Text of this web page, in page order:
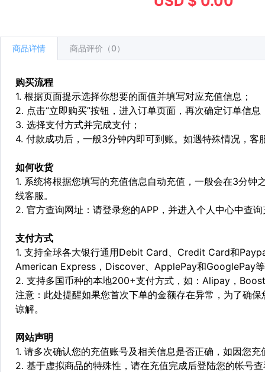
商品详情 商品评价（0）
购买流程
1. 根据页面提示选择你想要的面值并填写对应充值信息；
2. 点击“立即购买”按钮，进入订单页面，再次确定订单信息
3. 选择支付方式并完成支付；
4. 付款成功后，一般3分钟内即可到账。如遇特殊情况，
如何收货
1. 系统将根据您填写的充值信息自动充值，一般会在3分
线客服。
2. 官方查询网址：请登录您的APP，并进入个人中心中查
支付方式
1. 支持全球各大银行通用Debit Card、Credit Card和
American Express，Discover、ApplePay和GooglePay
2. 支持多国币种的本地200+支付方式，如：Alipay，
注意：此处提醒如果您首次下单的金额存在异常，为了确
谅解。
网站声明
1. 请多次确认您的充值账号及相关信息是否正确，如因您
2. 基于虚拟商品的特殊性，请在充值完成后登陆您的帐号